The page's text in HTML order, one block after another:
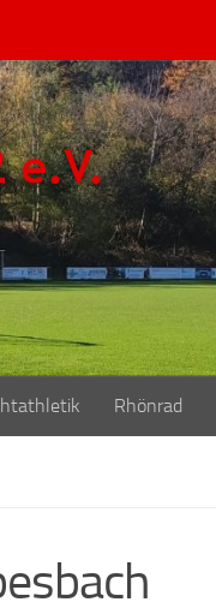
Rhönrad